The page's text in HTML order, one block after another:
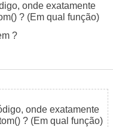
onde exatamente
? (Em qual função)
?
onde exatamente
? (Em qual função)